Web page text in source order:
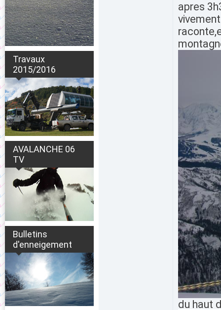
Travaux
2015/2016
AVALANCHE 06
TV
Bulletins
d'enneigement
apres
du haut